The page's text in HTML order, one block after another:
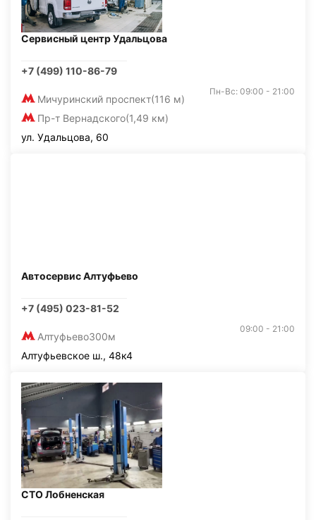
Сервисный центр Удальцова
+7 (499) 110-86-79
Мичуринский проспект(116 м)
Пр-т Вернадского(1,49 км)
Пн-Вс: 09:00 - 21:00
ул. Удальцова, 60
Автосервис Алтуфьево
+7 (495) 023-81-52
Алтуфьево300м
09:00 - 21:00
Алтуфьевское ш., 48к4
СТО Лобненская